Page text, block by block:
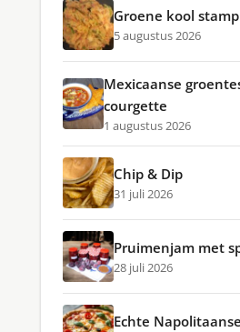
Groene kool
5 augustus 2026
Mexicaanse
courgette
1 augustus 2026
Chip & Dip
31 juli 2026
Pruimenjam met
28 juli 2026
Echte